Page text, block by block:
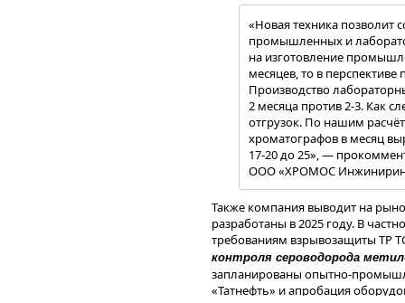
«Новая техника позволит
промышленных и
на изготовление
месяцев, то в перспективе
Производство
2 месяца против 2-3. Как
отгрузок. По нашим
хроматографов в месяц
17-20 до 25», —
ООО «ХРОМОС
Также компания выводит на
разработаны в 2025 году. В
требованиям взрывозащиты ТР
контроля сероводорода
запланированы опытно-
«Татнефть» и апробация